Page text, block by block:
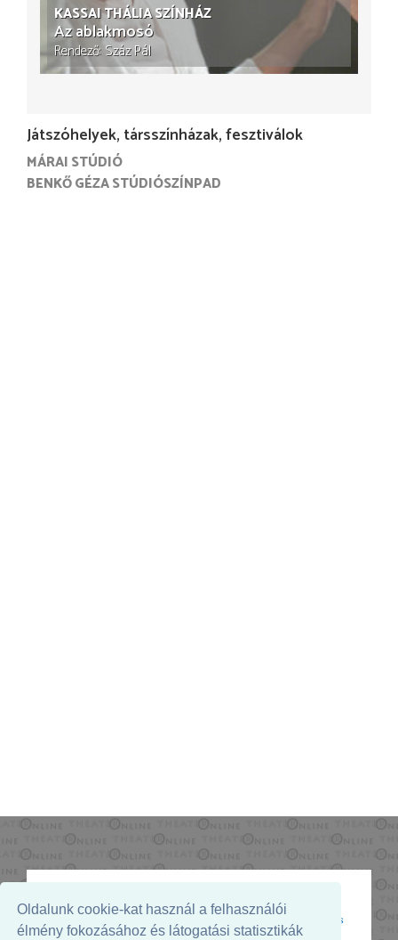
Oldalunk cookie-kat használ a felhasználói
élmény fokozásához és látogatási statisztikák
KASSAI THÁLIA SZÍNHÁZ
Az ablakmosó
Rendező Száz Pál
Játszóhelyek, társszínházak, fesztiválok
MÁRAI STÚDIÓ
BENKŐ GÉZA STÚDIÓSZÍNPAD
Az oldal megjelenését támogatja: